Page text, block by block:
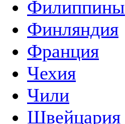
Филиппины
Финляндия
Франция
Чехия
Чили
Швейцария